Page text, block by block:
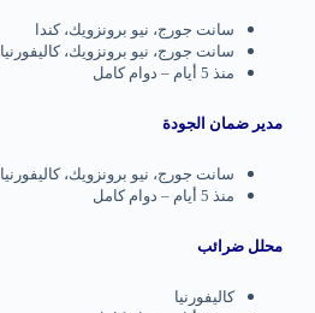
سانت جورج، نيو برونزويك، كندا
سانت جورج، نيو برونزويك، كاليفورنيا
منذ 5 أيام – دوام كامل
مدير ضمان الجودة
سانت جورج، نيو برونزويك، كاليفورنيا
منذ 5 أيام – دوام كامل
محلل ضرائب
كاليفورنيا